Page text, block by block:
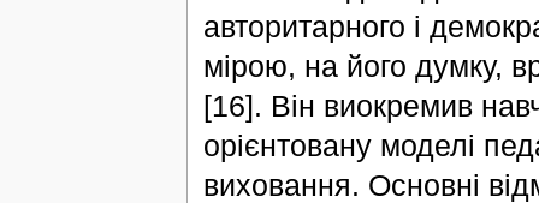
авторитарного і
мірою, на його думку,
[16]. Він виокремив
орієнтовану моделі
виховання. Основні